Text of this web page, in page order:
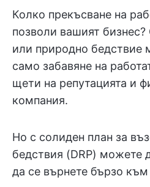
Колко прекъсване на
позволи вашият
или природно бедствие
само забавяне на
щети на репутацията и
компания.
Но с солиден план за
бедствия (DRP) можете
да се върнете бързо към